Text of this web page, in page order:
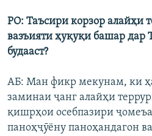
ҷусторФАРҲАНГ
МЕҲМОНИ ОЗОДӢ
НАЗАРИ МАРДУМ
БЛОГИСТОН
ЧАНДРАСОНАӢ
НИГОРИСТОН
ГУЗОРИШҲОИ РАДИОӢ
КИТОБҲОИ ОЗОДӢ
Русский
РО: Таъсири корзор алайҳи
вазъияти ҳуқуқи башар дар
будааст?
АБ: Ман фикр мекунам, ки
заминаи ҷанг алайҳи
қишрҳои осебпазири
паноҳҷӯёну паноҳандагон